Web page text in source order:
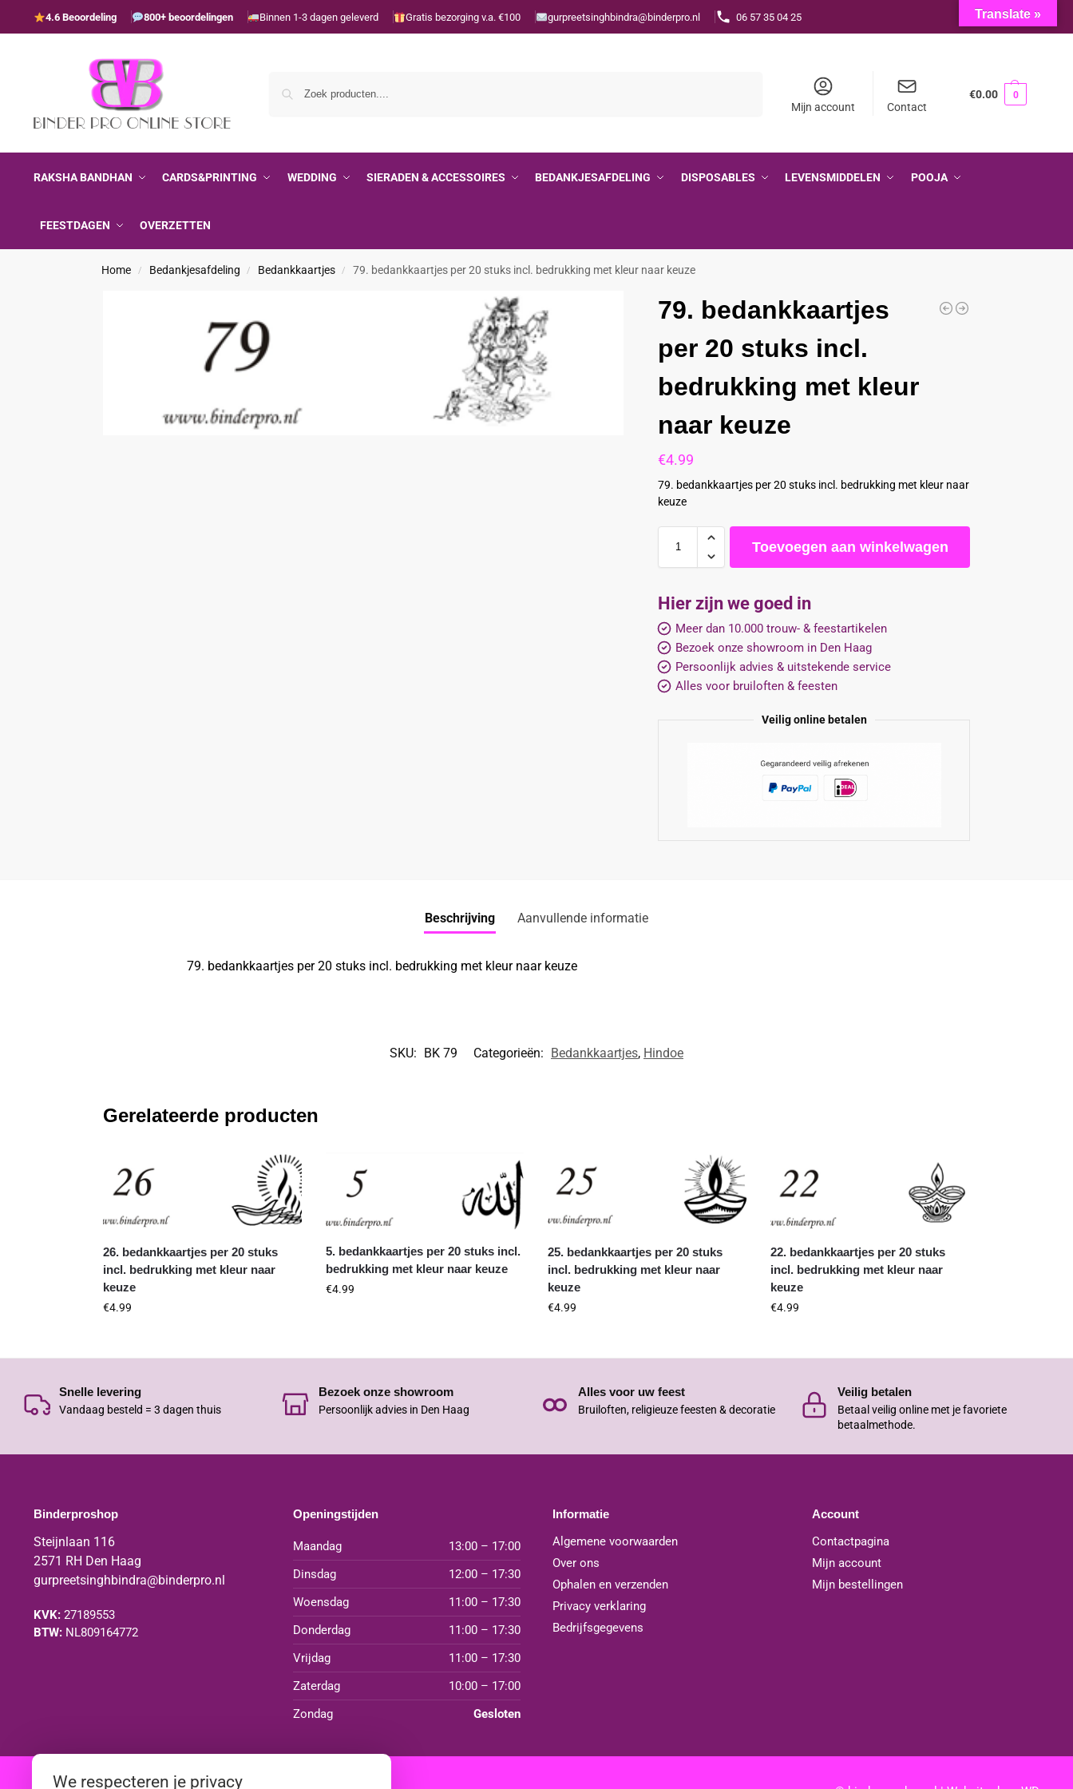
4.6 Beoordeling 800+ beoordelingen Binnen 1-3 dagen geleverd Gratis bezorging v.a. €100 gurpreetsinghbindra@binderpro.nl 06 57 35 04 25
Mijn account Contact
€0.00 0
RAKSHA BANDHAN CARDS&PRINTING WEDDING SIERADEN & ACCESSOIRES BEDANKJESAFDELING DISPOSABLES LEVENSMIDDELEN POOJA
FEESTDAGEN OVERZETTEN
Home / Bedankjesafdeling / Bedankkaartjes / 79. bedankkaartjes per 20 stuks incl. bedrukking met kleur naar keuze
79. bedankkaartjes
per 20 stuks incl.
bedrukking met kleur
naar keuze
€4.99
79. bedankkaartjes per 20 stuks incl. bedrukking met kleur naar
keuze
Toevoegen aan winkelwagen
Hier zijn we goed in
Meer dan 10.000 trouw- & feestartikelen
Bezoek onze showroom in Den Haag
Persoonlijk advies & uitstekende service
Alles voor bruiloften & feesten
Veilig online betalen
Beschrijving Aanvullende informatie
79. bedankkaartjes per 20 stuks incl. bedrukking met kleur naar keuze
SKU: BK 79 Categorieën: Bedankkaartjes, Hindoe
Gerelateerde producten
26. bedankkaartjes per 20 stuks
incl. bedrukking met kleur naar
keuze
€4.99
5. bedankkaartjes per 20 stuks incl.
bedrukking met kleur naar keuze
€4.99
25. bedankkaartjes per 20 stuks
incl. bedrukking met kleur naar
keuze
€4.99
22. bedankkaartjes per 20 stuks
incl. bedrukking met kleur naar
keuze
€4.99
Snelle levering
Vandaag besteld = 3 dagen thuis
Bezoek onze showroom
Persoonlijk advies in Den Haag
Alles voor uw feest
Bruiloften, religieuze feesten & decoratie
Veilig betalen
Betaal veilig online met je favoriete
betaalmethode.
Binderproshop
Steijnlaan 116
2571 RH Den Haag
gurpreetsinghbindra@binderpro.nl
KVK:27189553
BTW:NL809164772
Openingstijden
Maandag
13:00 – 17:00
Dinsdag
12:00 – 17:30
Woensdag
11:00 – 17:30
Donderdag
11:00 – 17:30
Vrijdag
11:00 – 17:30
Zaterdag
10:00 – 17:00
Zondag
Gesloten
Informatie
Algemene voorwaarden
Over ons
Ophalen en verzenden
Privacy verklaring
Bedrijfsgegevens
Account
Contactpagina
Mijn account
Mijn bestellingen
Translate »
We respecteren je privacy